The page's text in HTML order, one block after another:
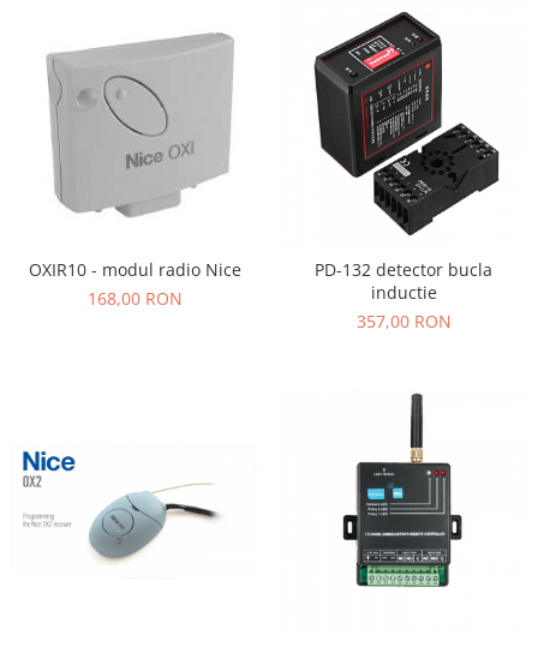
OXIR10 - modul radio Nice
168,00 RON
PD-132 detector bucla
inductie
357,00 RON